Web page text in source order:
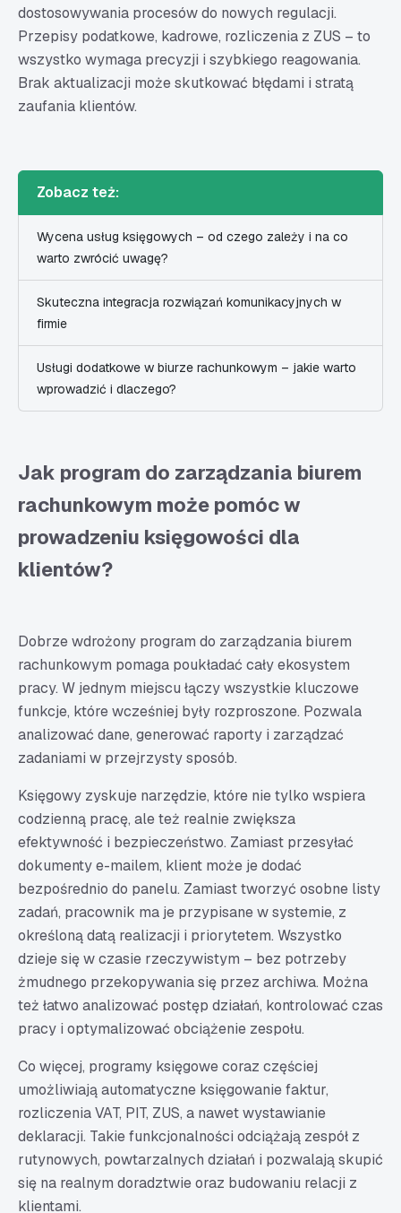
dostosowywania procesów do nowych regulacji.
Przepisy podatkowe, kadrowe, rozliczenia z ZUS – to
wszystko wymaga precyzji i szybkiego reagowania.
Brak aktualizacji może skutkować błędami i stratą
zaufania klientów.
Zobacz też:
Wycena usług księgowych – od czego zależy i na co
warto zwrócić uwagę?
Skuteczna integracja rozwiązań komunikacyjnych w
firmie
Usługi dodatkowe w biurze rachunkowym – jakie warto
wprowadzić i dlaczego?
Jak program do zarządzania biurem
rachunkowym może pomóc w
prowadzeniu księgowości dla
klientów?
Dobrze wdrożony program do zarządzania biurem
rachunkowym pomaga poukładać cały ekosystem
pracy. W jednym miejscu łączy wszystkie kluczowe
funkcje, które wcześniej były rozproszone. Pozwala
analizować dane, generować raporty i zarządzać
zadaniami w przejrzysty sposób.
Księgowy zyskuje narzędzie, które nie tylko wspiera
codzienną pracę, ale też realnie zwiększa
efektywność i bezpieczeństwo. Zamiast przesyłać
dokumenty e-mailem, klient może je dodać
bezpośrednio do panelu. Zamiast tworzyć osobne listy
zadań, pracownik ma je przypisane w systemie, z
określoną datą realizacji i priorytetem. Wszystko
dzieje się w czasie rzeczywistym – bez potrzeby
żmudnego przekopywania się przez archiwa. Można
też łatwo analizować postęp działań, kontrolować czas
pracy i optymalizować obciążenie zespołu.
Co więcej, programy księgowe coraz częściej
umożliwiają automatyczne księgowanie faktur,
rozliczenia VAT, PIT, ZUS, a nawet wystawianie
deklaracji. Takie funkcjonalności odciążają zespół z
rutynowych, powtarzalnych działań i pozwalają skupić
się na realnym doradztwie oraz budowaniu relacji z
klientami.